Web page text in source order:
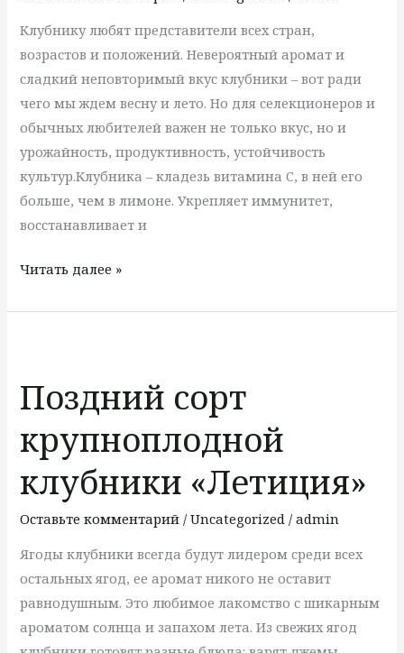
Клубнику любят представители всех стран,
возрастов и положений. Невероятный аромат и
сладкий неповторимый вкус клубники – вот ради
чего мы ждем весну и лето. Но для селекционеров и
обычных любителей важен не только вкус, но и
урожайность, продуктивность, устойчивость
культур.Клубника – кладезь витамина C, в ней его
больше, чем в лимоне. Укрепляет иммунитет,
восстанавливает и
Читать далее »
Поздний сорт
крупноплодной
клубники «Летиция»
Оставьте комментарий /Uncategorized /admin
Ягоды клубники всегда будут лидером среди всех
остальных ягод, ее аромат никого не оставит
равнодушным. Это любимое лакомство с шикарным
ароматом солнца и запахом лета. Из свежих ягод
крупноплодной
клубники
«Летиция»